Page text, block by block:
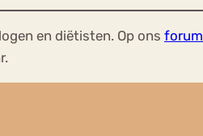
en diëtisten. Op ons forum